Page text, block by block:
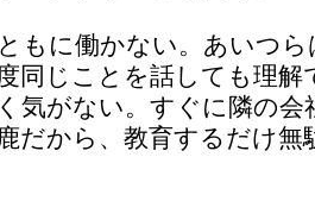
ともに働かない。あいつ
同じことを話しても理解
気がない。すぐに隣の
だから、教育するだけ